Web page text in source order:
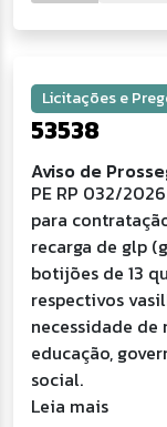
Licitações e
53538
Aviso de
PE RP 032/
para
recarga de glp
botijões de 13
respectivos
necessidade de
educação,
social.
Leia mais